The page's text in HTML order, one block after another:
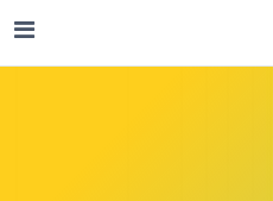
SIIRRY SIVUN SISÄLTÖÖN